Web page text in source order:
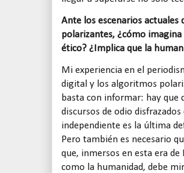
Ante los escenarios
polarizantes, ¿cómo
ético? ¿Implica que la
Mi experiencia en el
digital y los algoritmos
basta con informar: hay que
discursos de odio
independiente es la última
Pero también es necesario
que, inmersos en esta era
como la humanidad, debe